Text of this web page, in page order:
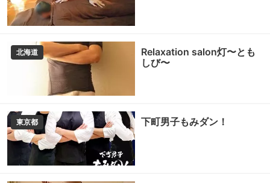
北海道
Relaxation salon灯〜とも
しび〜
東京都 下町男子もみダン！